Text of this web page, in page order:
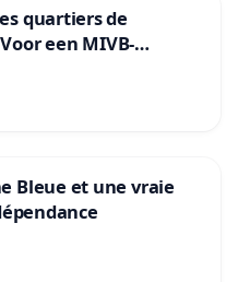
quartiers de
een MIVB-
en Het
Bleue et une vraie